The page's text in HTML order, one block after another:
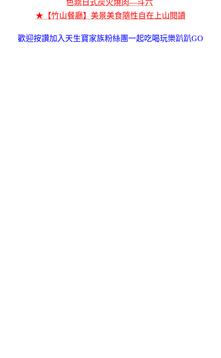
色鼎日式炭火燒肉—斗六
★【竹山餐廳】美景美食隨性自在上山閱讀
歡迎按讚加入天生寶家族粉絲團一起吃喝玩樂趴趴GO